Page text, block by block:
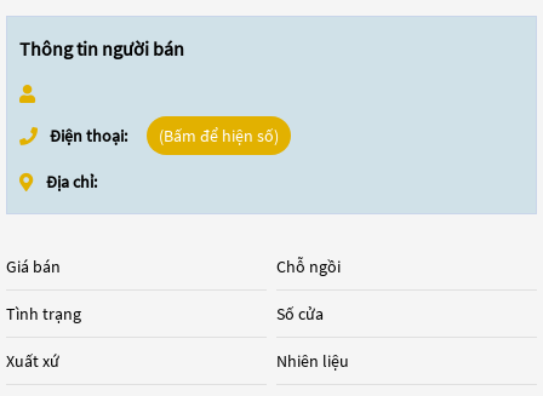
Thông tin người bán
Điện thoại: (Bấm để hiện số)
Địa chỉ:
Giá bán
Tình trạng
Xuất xứ
Chỗ ngồi
Số cửa
Nhiên liệu